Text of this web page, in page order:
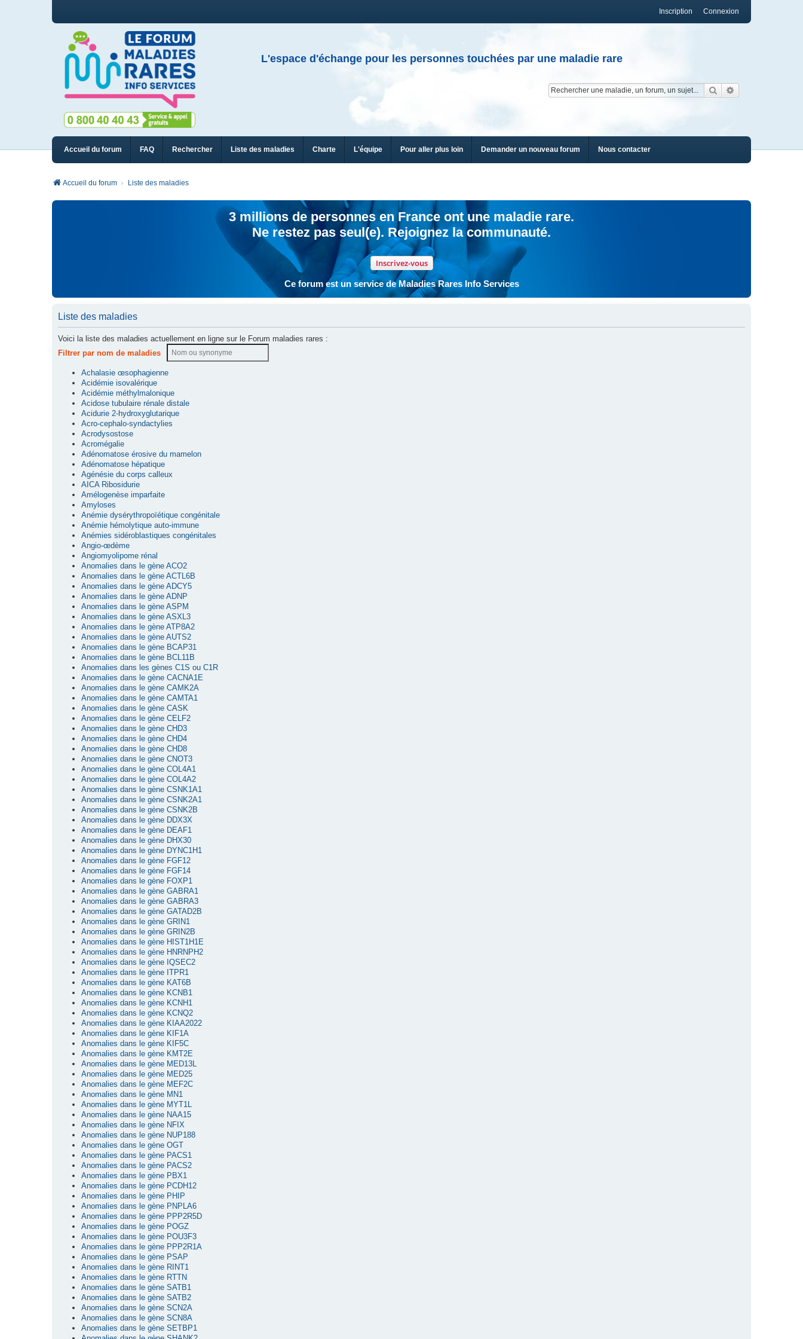
Connexion
Inscription
L'espace d'échange pour les personnes touchées par une maladie rare
Rechercher
Accueil du forum FAQ Rechercher Liste des maladies Charte L'équipe Pour aller plus loin Demander un nouveau forum Nous contacter
Accueil du forum Liste des maladies
3 millions de personnes en France ont une maladie rare.
Ne restez pas seul(e). Rejoignez la communauté.
Inscrivez-vous
Ce forum est un service de Maladies Rares Info Services
Liste des maladies
Voici la liste des maladies actuellement en ligne sur le Forum maladies rares :
Filtrer par nom de maladies
Achalasie œsophagienne
Acidémie isovalérique
Acidémie méthylmalonique
Acidose tubulaire rénale distale
Acidurie 2-hydroxyglutarique
Acro-cephalo-syndactylies
Acrodysostose
Acromégalie
Adénomatose érosive du mamelon
Adénomatose hépatique
Agénésie du corps calleux
AICA Ribosidurie
Amélogenèse imparfaite
Amyloses
Anémie dysérythropoïétique congénitale
Anémie hémolytique auto-immune
Anémies sidéroblastiques congénitales
Angio-œdème
Angiomyolipome rénal
Anomalies dans le gène ACO2
Anomalies dans le gène ACTL6B
Anomalies dans le gène ADCY5
Anomalies dans le gène ADNP
Anomalies dans le gène ASPM
Anomalies dans le gène ASXL3
Anomalies dans le gène ATP8A2
Anomalies dans le gène AUTS2
Anomalies dans le gène BCAP31
Anomalies dans le gène BCL11B
Anomalies dans les gènes C1S ou C1R
Anomalies dans le gène CACNA1E
Anomalies dans le gène CAMK2A
Anomalies dans le gène CAMTA1
Anomalies dans le gène CASK
Anomalies dans le gène CELF2
Anomalies dans le gène CHD3
Anomalies dans le gène CHD4
Anomalies dans le gène CHD8
Anomalies dans le gène CNOT3
Anomalies dans le gène COL4A1
Anomalies dans le gène COL4A2
Anomalies dans le gène CSNK1A1
Anomalies dans le gène CSNK2A1
Anomalies dans le gène CSNK2B
Anomalies dans le gène DDX3X
Anomalies dans le gène DEAF1
Anomalies dans le gène DHX30
Anomalies dans le gène DYNC1H1
Anomalies dans le gène FGF12
Anomalies dans le gène FGF14
Anomalies dans le gène FOXP1
Anomalies dans le gène GABRA1
Anomalies dans le gène GABRA3
Anomalies dans le gène GATAD2B
Anomalies dans le gène GRIN1
Anomalies dans le gène GRIN2B
Anomalies dans le gène HIST1H1E
Anomalies dans le gène HNRNPH2
Anomalies dans le gène IQSEC2
Anomalies dans le gène ITPR1
Anomalies dans le gène KAT6B
Anomalies dans le gène KCNB1
Anomalies dans le gène KCNH1
Anomalies dans le gène KCNQ2
Anomalies dans le gène KIAA2022
Anomalies dans le gène KIF1A
Anomalies dans le gène KIF5C
Anomalies dans le gène KMT2E
Anomalies dans le gène MED13L
Anomalies dans le gène MED25
Anomalies dans le gène MEF2C
Anomalies dans le gène MN1
Anomalies dans le gène MYT1L
Anomalies dans le gène NAA15
Anomalies dans le gène NFIX
Anomalies dans le gène NUP188
Anomalies dans le gène OGT
Anomalies dans le gène PACS1
Anomalies dans le gène PACS2
Anomalies dans le gène PBX1
Anomalies dans le gène PCDH12
Anomalies dans le gène PHIP
Anomalies dans le gène PNPLA6
Anomalies dans le gène PPP2R5D
Anomalies dans le gène POGZ
Anomalies dans le gène POU3F3
Anomalies dans le gène PPP2R1A
Anomalies dans le gène PSAP
Anomalies dans le gène RINT1
Anomalies dans le gène RTTN
Anomalies dans le gène SATB1
Anomalies dans le gène SATB2
Anomalies dans le gène SCN2A
Anomalies dans le gène SCN8A
Anomalies dans le gène SETBP1